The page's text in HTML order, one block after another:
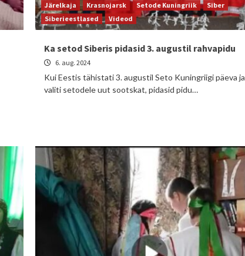
Järelkaja Krasnojarsk Setode Kuningriik
Siber
Siberieestlased
Videod
Ka setod Siberis pidasid 3. augustil rahvapidu
6. aug. 2024
Kui Eestis tähistati 3. augustil Seto Kuningriigi päeva ja
valiti setodele uut sootskat, pidasid pidu…